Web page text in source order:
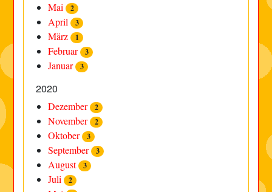
Mai 2
April 3
März 1
Februar 3
Januar 3
2020
Dezember 2
November 2
Oktober 3
September 3
August 3
Juli 2